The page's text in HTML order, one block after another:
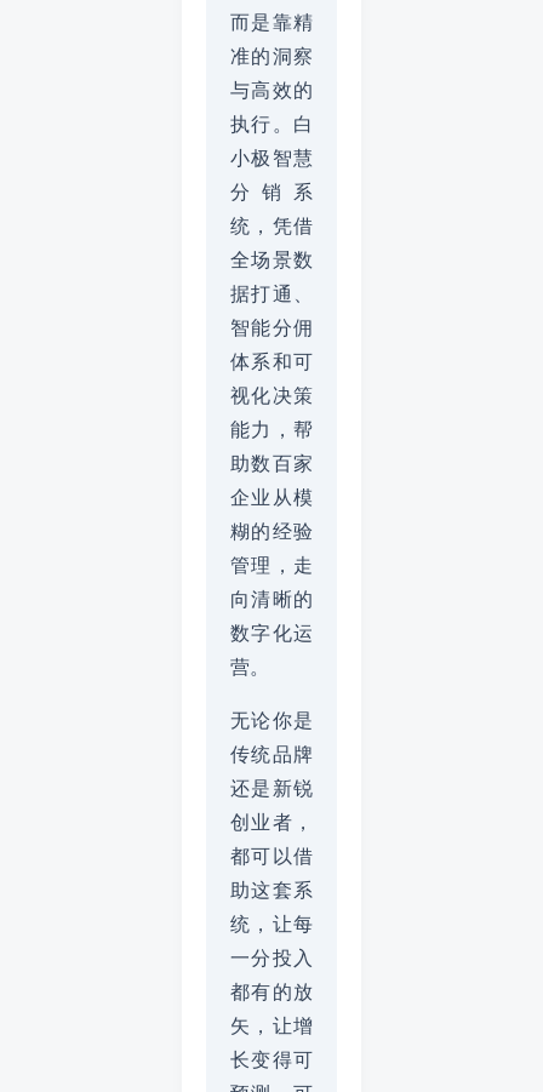
而是靠精
准的洞察
与高效的
执行。白
小极智慧
分销系
统，凭借
全场景数
据打通、
智能分佣
体系和可
视化决策
能力，帮
助数百家
企业从模
糊的经验
管理，走
向清晰的
数字化运
营。
无论你是
传统品牌
还是新锐
创业者，
都可以借
助这套系
统，让每
一分投入
都有的放
矢，让增
长变得可